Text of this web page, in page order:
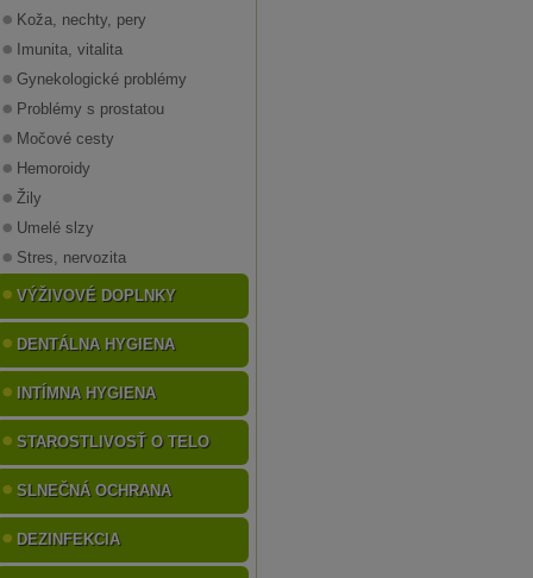
Koža, nechty, pery
Imunita, vitalita
Gynekologické problémy
Problémy s prostatou
Močové cesty
Hemoroidy
Žily
Umelé slzy
Stres, nervozita
VÝŽIVOVÉ DOPLNKY
DENTÁLNA HYGIENA
INTÍMNA HYGIENA
STAROSTLIVOSŤ O TELO
SLNEČNÁ OCHRANA
DEZINFEKCIA